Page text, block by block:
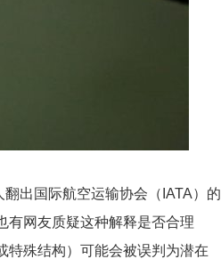
出国际航空运输协会（IATA）的
有网友质疑这种解释是否合理
殊结构）可能会被误判为潜在